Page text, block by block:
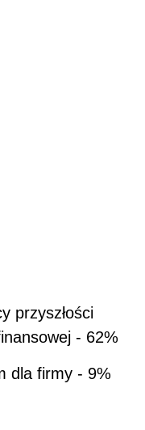
przyszłości
- 62%
dla firmy - 9%